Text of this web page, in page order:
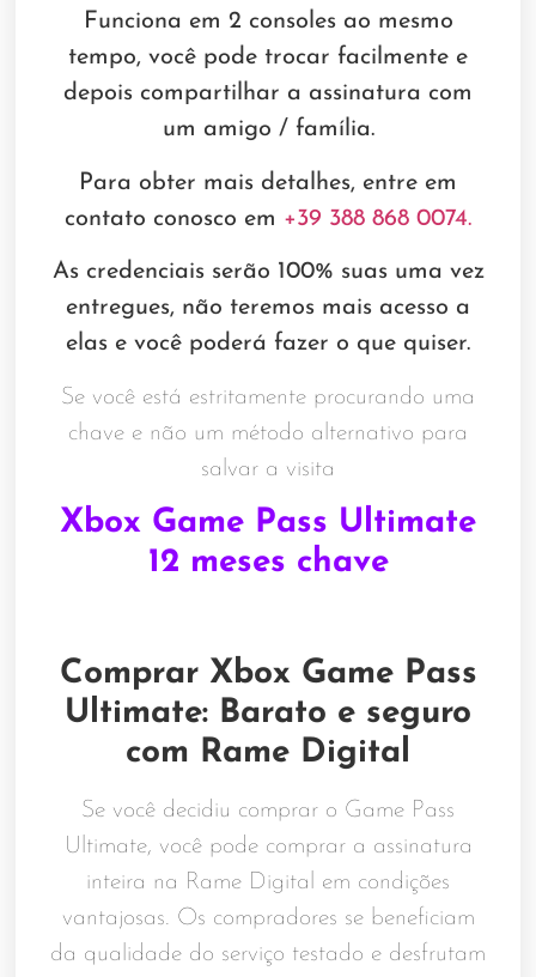
Funciona em 2 consoles ao mesmo
tempo, você pode trocar facilmente e
depois compartilhar a assinatura com
um amigo / família.
Para obter mais detalhes, entre em
contato conosco em +39 388 868 0074.
As credenciais serão 100% suas uma vez
entregues, não teremos mais acesso a
elas e você poderá fazer o que quiser.
Se você está estritamente procurando uma
chave e não um método alternativo para
salvar a visita
Xbox Game Pass Ultimate
12 meses chave
Comprar Xbox Game Pass
Ultimate: Barato e seguro
com Rame Digital
Se você decidiu comprar o Game Pass
Ultimate, você pode comprar a assinatura
inteira na Rame Digital em condições
vantajosas. Os compradores se beneficiam
da qualidade do serviço testado e desfrutam